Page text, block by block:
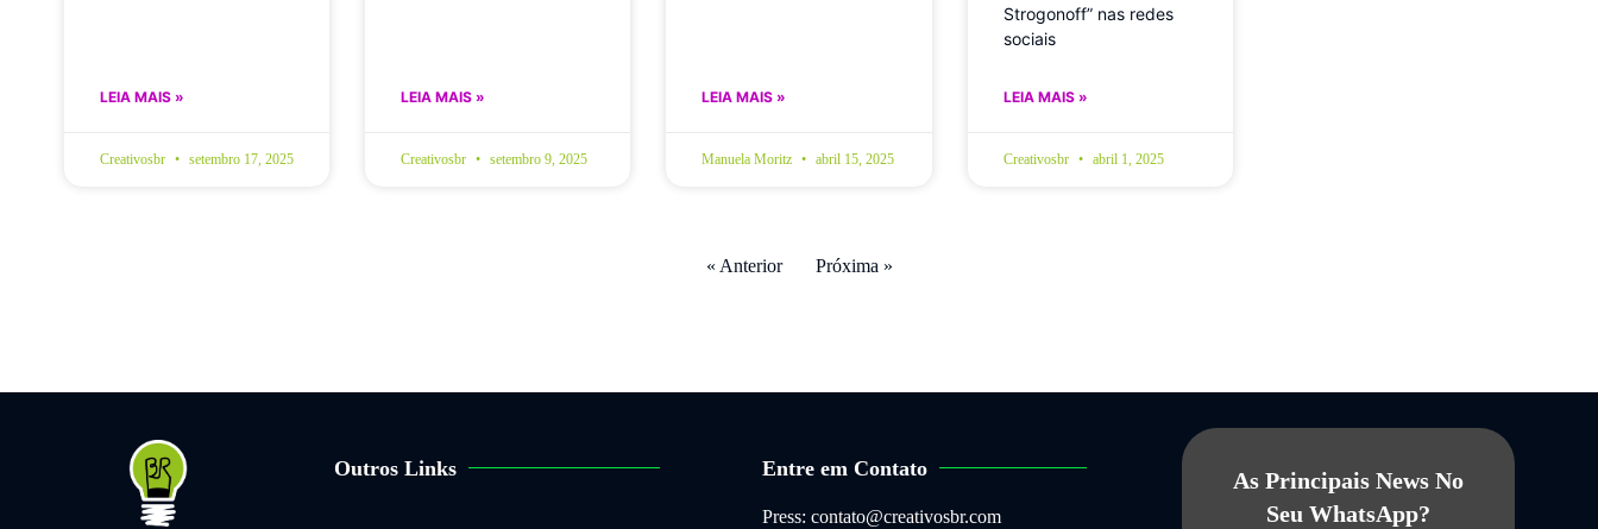
LEIA MAIS »
Creativosbr setembro 17, 2025
LEIA MAIS »
Creativosbr setembro 9, 2025
LEIA MAIS »
Manuela Moritz abril 15, 2025
Strogonoff” nas redes
sociais
LEIA MAIS »
Creativosbr abril 1, 2025
« Anterior Próxima »
Outros Links Entre em Contato
Press: contato@creativosbr.com
As Principais News No
Seu WhatsApp?